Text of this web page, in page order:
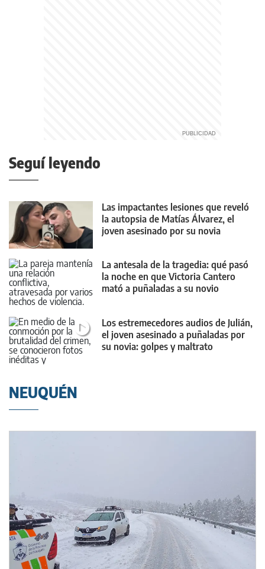
Seguí leyendo
Las impactantes lesiones que reveló
la autopsia de Matías Álvarez, el
joven asesinado por su novia
La antesala de la tragedia: qué pasó
la noche en que Victoria Cantero
mató a puñaladas a su novio
Los estremecedores audios de Julián,
el joven asesinado a puñaladas por
su novia: golpes y maltrato
NEUQUÉN